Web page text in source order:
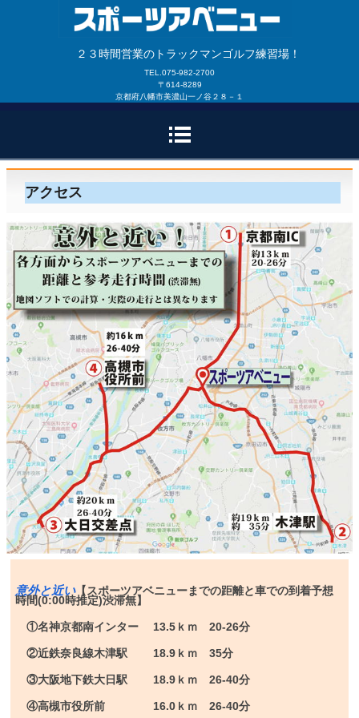
２３時間営業のトラックマンゴルフ練習場！
TEL.075-982-2700
〒614-8289
京都府八幡市美濃山一ノ谷２８－１
アクセス
意外と近い【スポーツアベニューまでの距離と車での到着予想
時間(0:00時推定)渋滞無】
①名神京都南インター 13.5ｋｍ 20-26分
②近鉄奈良線木津駅 18.9ｋｍ 35分
③大阪地下鉄大日駅 18.9ｋｍ 26-40分
④高槻市役所前 16.0ｋｍ 26-40分